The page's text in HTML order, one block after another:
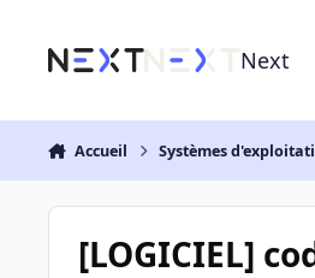
Next
Accueil Systèmes
[LOGICIEL]